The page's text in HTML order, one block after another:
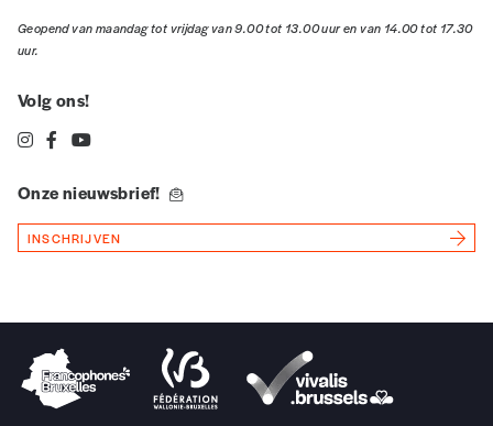
Geopend van maandag tot vrijdag van 9.00 tot 13.00 uur en van 14.00 tot 17.30
uur.
Volg ons!
Onze nieuwsbrief!
INSCHRIJVEN